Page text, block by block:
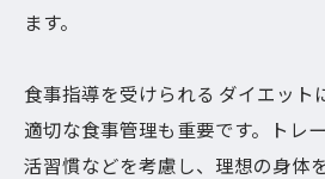
ます。
食事指導を受けられる ダイエット
適切な食事管理も重要です。トレ
活習慣などを考慮し、理想の身体